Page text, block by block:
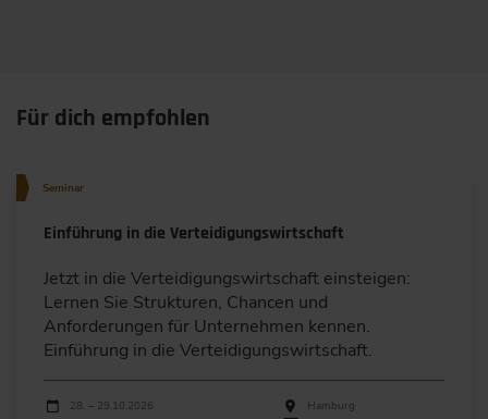
Für dich empfohlen
Seminar
Einführung in die Verteidigungswirtschaft
Jetzt in die Verteidigungswirtschaft einsteigen:
Lernen Sie Strukturen, Chancen und
Anforderungen für Unternehmen kennen.
Einführung in die Verteidigungswirtschaft.
Durchführungen
Veranstaltungsdatum
28. – 29.10.2026
Hamburg